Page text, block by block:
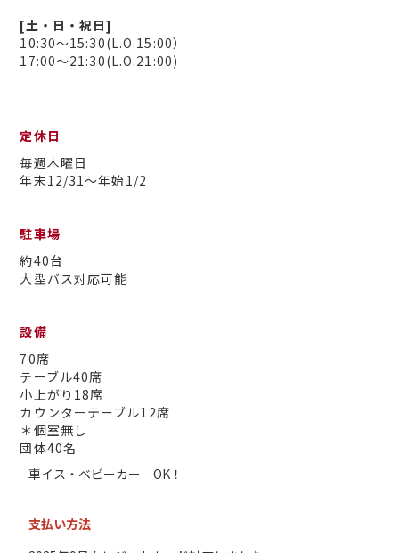
[土・日・祝日]
10:30～15:30(L.O.15:00）
17:00～21:30(L.O.21:00)
定休日
毎週木曜日
​​​​​​​年末12/31〜年始1/2
駐車場
約40台
大型バス対応可能
設備
70席
テーブル40席
小上がり18席
カウンターテーブル12席
＊個室無し
​​​​​​​団体40名
車イス・ベビーカー OK！
支払い方法